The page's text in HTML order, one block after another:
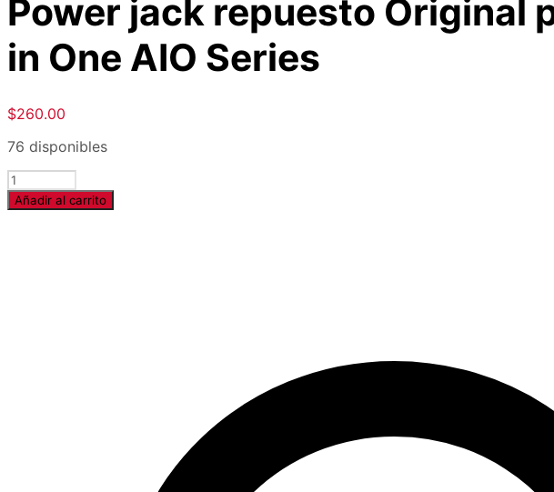
Power jack repuesto Original
in One AIO Series
$260.00
76 disponibles
Cantidad
Añadir al carrito